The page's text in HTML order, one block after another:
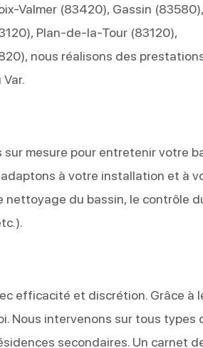
Valmer (83420), Gassin (83580),
Plan-de-la-Tour (83120),
nous réalisons des
mesure pour entretenir votre
adaptons à votre installation et à
nettoyage du bassin, le contrôle
efficacité et discrétion. Grâce à
Nous intervenons sur tous types
secondaires. Un carnet